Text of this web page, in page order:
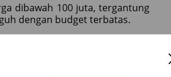
dibawah 100 juta, tergantung
dengan budget terbatas.
tips, hingga suku cadang. Ini